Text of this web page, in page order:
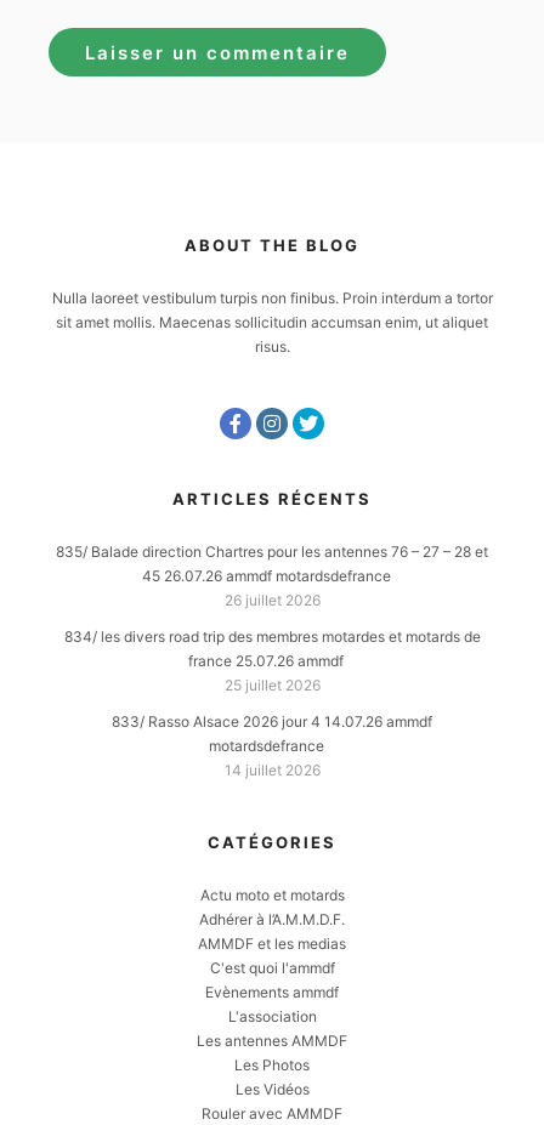
ABOUT THE BLOG
Nulla laoreet vestibulum turpis non finibus. Proin interdum a tortor
sit amet mollis. Maecenas sollicitudin accumsan enim, ut aliquet
risus.
ARTICLES RÉCENTS
835/ Balade direction Chartres pour les antennes 76 – 27 – 28 et
45 26.07.26 ammdf motardsdefrance
26 juillet 2026
834/ les divers road trip des membres motardes et motards de
france 25.07.26 ammdf
25 juillet 2026
833/ Rasso Alsace 2026 jour 4 14.07.26 ammdf
motardsdefrance
14 juillet 2026
CATÉGORIES
Actu moto et motards
Adhérer à l’A.M.M.D.F.
AMMDF et les medias
C'est quoi l'ammdf
Evènements ammdf
L'association
Les antennes AMMDF
Les Photos
Les Vidéos
Rouler avec AMMDF